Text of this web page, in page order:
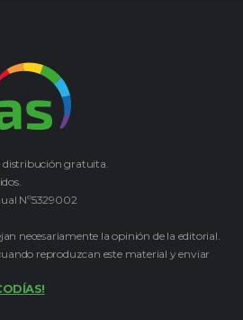
distribución gratuita.
Nº5329002
necesariamente la opinión de la editorial.
reproduzcan este material y enviar